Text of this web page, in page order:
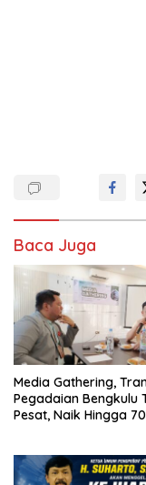
Baca Juga
Media Gathering,
Pegadaian Bengkulu
Pesat, Naik Hingga